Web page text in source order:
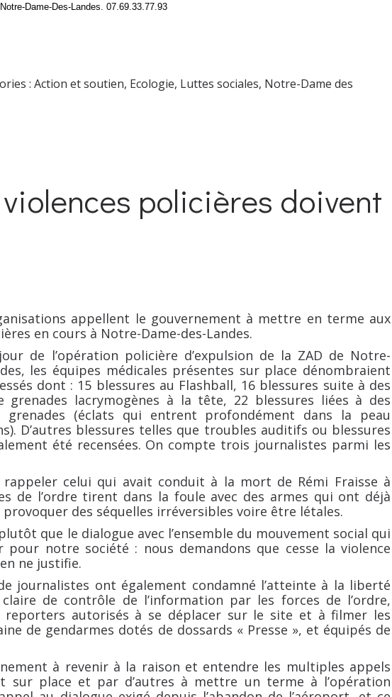
Dame-Des-Landes. 07.69.33.77.93
:Action et soutien, Ecologie, Luttes sociales, Notre-Dame des
policières doivent
appellent le gouvernement à mettre en terme aux
en cours à Notre-Dame-des-Landes.
de l’opération policière d’expulsion de la ZAD de Notre-
les équipes médicales présentes sur place dénombraient
dont : 15 blessures au Flashball, 16 blessures suite à des
grenades lacrymogènes à la tête, 22 blessures liées à des
grenades (éclats qui entrent profondément dans la peau
D’autres blessures telles que troubles auditifs ou blessures
été recensées. On compte trois journalistes parmi les
rappeler celui qui avait conduit à la mort de Rémi Fraisse à
de l’ordre tirent dans la foule avec des armes qui ont déjà
provoquer des séquelles irréversibles voire être létales.
que le dialogue avec l’ensemble du mouvement social qui
pour notre société : nous demandons que cesse la violence
ne justifie.
journalistes ont également condamné l’atteinte à la liberté
de contrôle de l’information par les forces de l’ordre,
reporters autorisés à se déplacer sur le site et à filmer les
de gendarmes dotés de dossards « Presse », et équipés de
à revenir à la raison et entendre les multiples appels
sur place et par d’autres à mettre un terme à l’opération